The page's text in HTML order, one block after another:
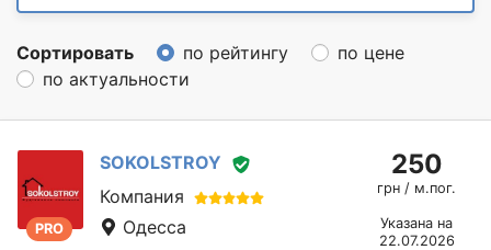
Сортировать по рейтингу
по цене
по актуальности
PRO
SOKOLSTROY
Компания
Одесса
250
грн / м.пог.
Указана на
22.07.2026